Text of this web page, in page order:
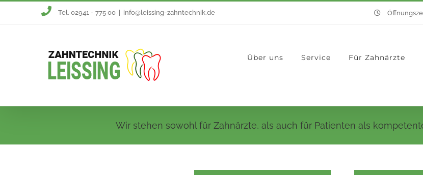
Inhalt
Tel. 02941 - 775 00 info@leissing-zahntechnik.de
Über uns Service Für Zahnärzte
Wir stehen sowohl für Zahnärzte, als auch für Patienten als